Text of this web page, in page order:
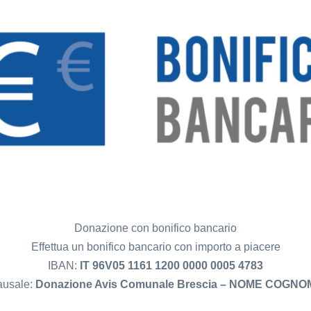
Donazione con bonifico bancario
Effettua un bonifico bancario con importo a piacere
IBAN: IT 96V05 1161 1200 0000 0005 4783
Donazione Avis Comunale Brescia – NOME